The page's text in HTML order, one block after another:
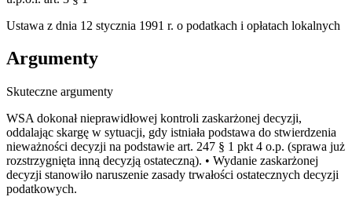
Ustawa z dnia 12 stycznia 1991 r. o podatkach i opłatach lokalnych
Argumenty
Skuteczne argumenty
WSA dokonał nieprawidłowej kontroli zaskarżonej decyzji,
oddalając skargę w sytuacji, gdy istniała podstawa do stwierdzenia
nieważności decyzji na podstawie art. 247 § 1 pkt 4 o.p. (sprawa już
rozstrzygnięta inną decyzją ostateczną). • Wydanie zaskarżonej
decyzji stanowiło naruszenie zasady trwałości ostatecznych decyzji
podatkowych.